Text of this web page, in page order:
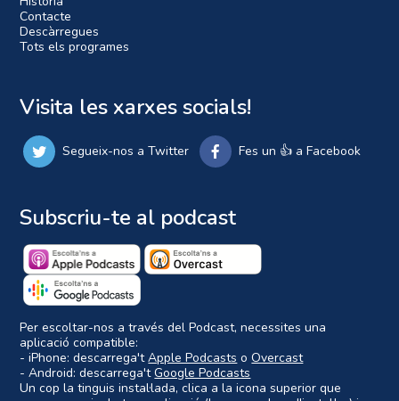
Contacte
Descàrregues
Tots els programes
Visita les xarxes socials!
Segueix-nos a Twitter Fes un 👍 a Facebook
Subscriu-te al podcast
Per escoltar-nos a través del Podcast, necessites una
aplicació compatible:
- iPhone: descarrega'tApple Podcasts oOvercast
- Android: descarrega'tGoogle Podcasts
Un cop la tinguis instal·lada, clica a la icona superior que